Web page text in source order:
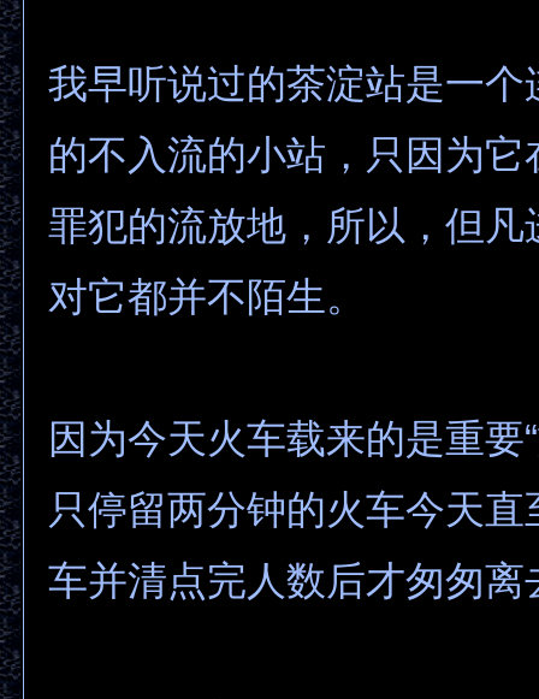
我早听说过的茶淀站是一个
的不入流的小站，只因为它
罪犯的流放地，所以，但凡
对它都并不陌生。
因为今天火车载来的是重要
只停留两分钟的火车今天
车并清点完人数后才匆匆离